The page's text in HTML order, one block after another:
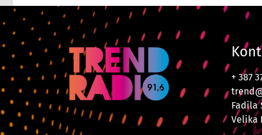
+ 387
Fadila
Velika